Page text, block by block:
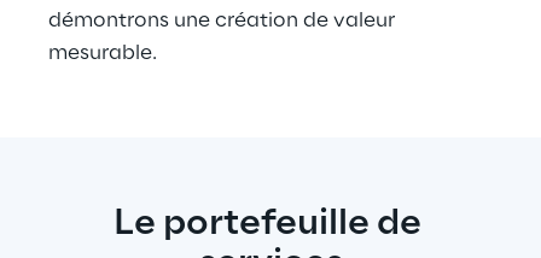
démontrons une création de valeur
mesurable.
Le portefeuille de